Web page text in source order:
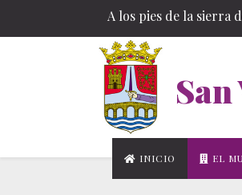
A los pies de la sierra
INICIO EL